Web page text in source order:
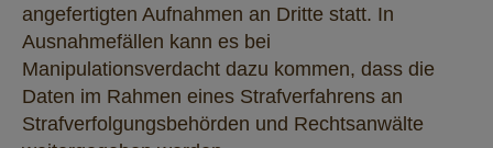
angefertigten Aufnahmen an Dritte statt. In
Ausnahmefällen kann es bei
Manipulationsverdacht dazu kommen, dass die
Daten im Rahmen eines Strafverfahrens an
Strafverfolgungsbehörden und Rechtsanwälte